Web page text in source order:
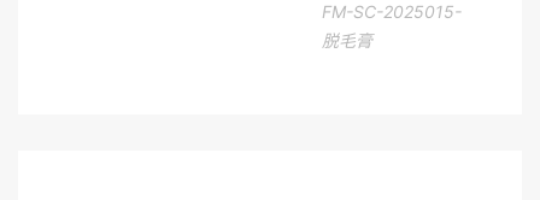
FM-SC-2025015-
脱毛膏